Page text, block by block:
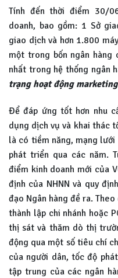
Tính đến thời điểm 30/
doanh, bao gồm: 1 Sở
giao dịch và hơn 1.800
một trong bốn ngân hàng
nhất trong hệ thống ngân
trạng hoạt động
Để đáp ứng tốt hơn nhu
dụng dịch vụ và khai thác
là có tiềm năng, mạng lưới
phát triển qua các năm.
điểm kinh doanh mới của
định của NHNN và quy
đạo Ngân hàng đề ra.
thành lập chi nhánh hoặc
thị sát và thăm dò thị
động qua một số tiêu chí
của người dân, tốc độ
tập trung của các ngân